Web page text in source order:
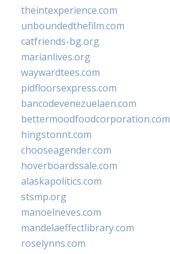
theintexperience.com
unboundedthefilm.com
catfriends-bg.org
marianlives.org
waywardtees.com
pidfloorsexpress.com
bancodevenezuelaen.com
bettermoodfoodcorporation.com
hingstonnt.com
chooseagender.com
hoverboardssale.com
alaskapolitics.com
stsmp.org
manoelneves.com
mandelaeffectlibrary.com
roselynns.com